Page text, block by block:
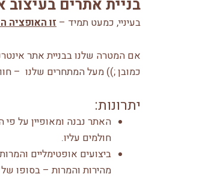
בניית אתרים בעיצוב
בעיניי, כמעט תמיד – זו האופציה
אם המטרה שלנו בבניית אתר
כמובן ;)) מעל המתחרים שלנו –
יתרונות:
האתר נבנה ומאופיין על
חולמים עליו.
ביצועים אופטימליים
מהירות והמרות – בסופו